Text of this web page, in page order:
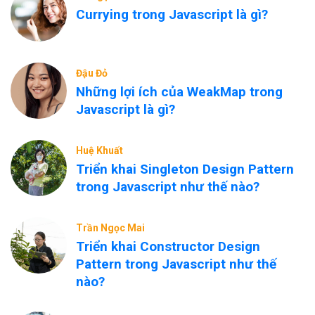
Currying trong Javascript là gì?
Đậu Đỏ
Những lợi ích của WeakMap trong
Javascript là gì?
Huệ Khuất
Triển khai Singleton Design Pattern
trong Javascript như thế nào?
Trần Ngọc Mai
Triển khai Constructor Design
Pattern trong Javascript như thế
nào?